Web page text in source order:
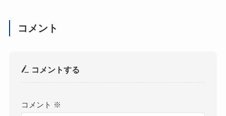
コメント
コメントする
コメント ※